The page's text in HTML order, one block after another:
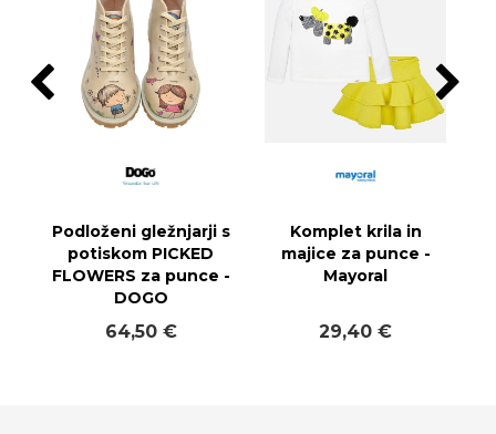
Podloženi gležnjarji s
potiskom PICKED
FLOWERS za punce -
DOGO
64,50 €
Komplet krila in
majice za punce -
Mayoral
29,40 €